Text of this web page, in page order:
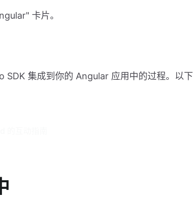
卡片。
集成到你的 Angular 应用中的过程。以下